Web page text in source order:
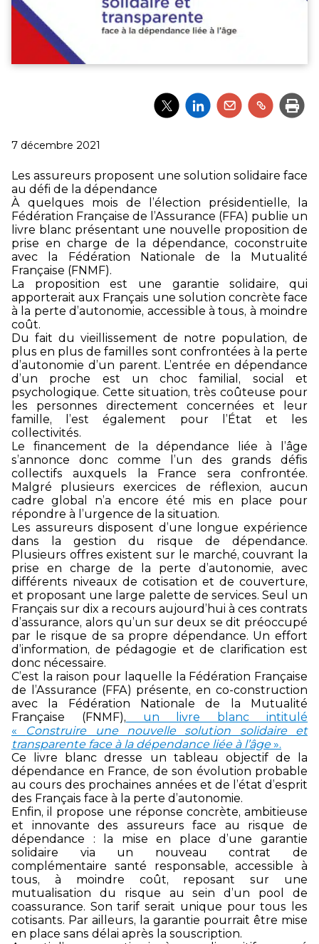
Partager
l'article
Partager
l'article
Partager
l'article
Partager
l'article
Publié
7 décembre 2021
Les assureurs proposent une solution solidaire face
au défi de la dépendance
À quelques mois de l’élection présidentielle, la
Fédération Française de l’Assurance (FFA) publie un
livre blanc présentant une nouvelle proposition de
prise en charge de la dépendance, coconstruite
avec la Fédération Nationale de la Mutualité
Française (FNMF).
La proposition est une garantie solidaire, qui
apporterait aux Français une solution concrète face
à la perte d’autonomie, accessible à tous, à moindre
coût.
Du fait du vieillissement de notre population, de
plus en plus de familles sont confrontées à la perte
d’autonomie d’un parent. L’entrée en dépendance
d’un proche est un choc familial, social et
psychologique. Cette situation, très coûteuse pour
les personnes directement concernées et leur
famille, l’est également pour l’État et les
collectivités.
Le financement de la dépendance liée à l’âge
s’annonce donc comme l’un des grands défis
collectifs auxquels la France sera confrontée.
Malgré plusieurs exercices de réflexion, aucun
cadre global n’a encore été mis en place pour
répondre à l’urgence de la situation.
Les assureurs disposent d’une longue expérience
dans la gestion du risque de dépendance.
Plusieurs offres existent sur le marché, couvrant la
prise en charge de la perte d’autonomie, avec
différents niveaux de cotisation et de couverture,
et proposant une large palette de services. Seul un
Français sur dix a recours aujourd’hui à ces contrats
d’assurance, alors qu’un sur deux se dit préoccupé
par le risque de sa propre dépendance. Un effort
d’information, de pédagogie et de clarification est
donc nécessaire.
C’est la raison pour laquelle la Fédération Française
de l’Assurance (FFA) présente, en co-construction
avec la Fédération Nationale de la Mutualité
Française (FNMF), un livre blanc intitulé
« Construire une nouvelle solution solidaire et
transparente face à la dépendance liée à l’âge».
Ce livre blanc dresse un tableau objectif de la
dépendance en France, de son évolution probable
au cours des prochaines années et de l’état d’esprit
des Français face à la perte d’autonomie.
Enfin, il propose une réponse concrète, ambitieuse
et innovante des assureurs face au risque de
dépendance : la mise en place d’une garantie
solidaire via un nouveau contrat de
complémentaire santé responsable, accessible à
tous, à moindre coût, reposant sur une
mutualisation du risque au sein d’un pool de
coassurance. Son tarif serait unique pour tous les
cotisants. Par ailleurs, la garantie pourrait être mise
en place sans délai après la souscription.